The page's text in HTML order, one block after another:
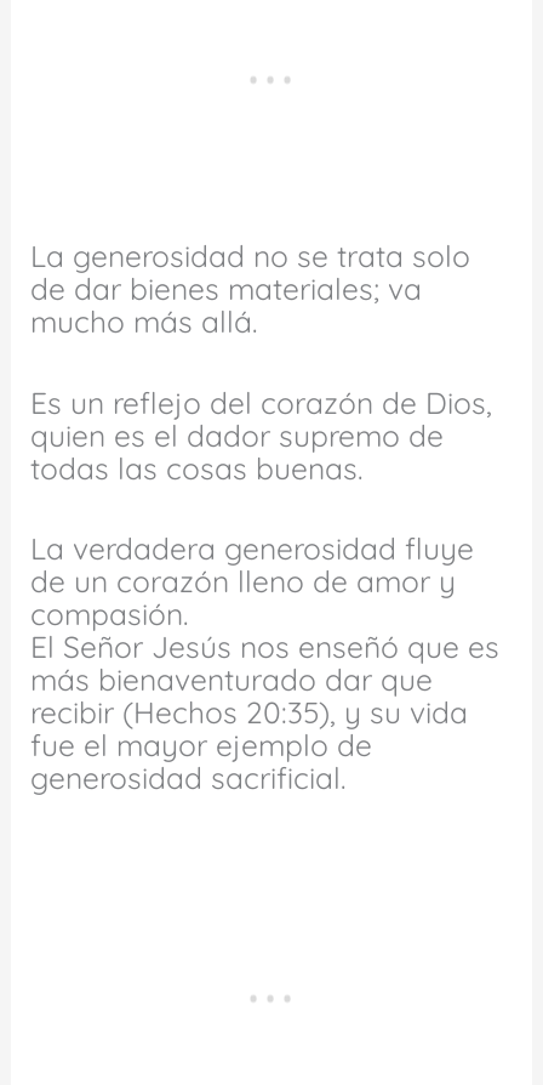
La generosidad no se trata solo
de dar bienes materiales; va
mucho más allá.
Es un reflejo del corazón de Dios,
quien es el dador supremo de
todas las cosas buenas.
La verdadera generosidad fluye
de un corazón lleno de amor y
compasión.
El Señor Jesús nos enseñó que es
más bienaventurado dar que
recibir (Hechos 20:35), y su vida
fue el mayor ejemplo de
generosidad sacrificial.